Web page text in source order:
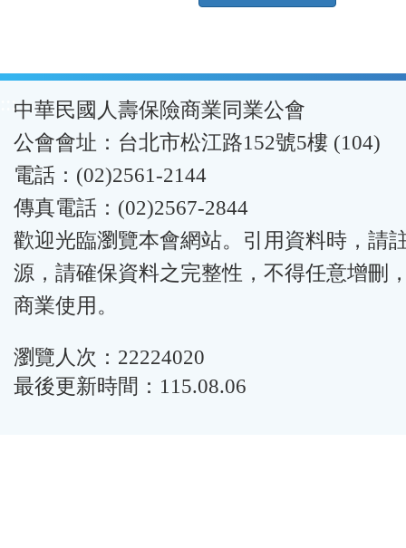
:::中華民國人壽保險商業同業公會
公會會址：台北市松江路152號5樓 (104)
電話：(02)2561-2144
傳真電話：(02)2567-2844
歡迎光臨瀏覽本會網站。引用資料時，請
源，請確保資料之完整性，不得任意增刪
商業使用。
瀏覽人次：22224020
最後更新時間：115.08.06